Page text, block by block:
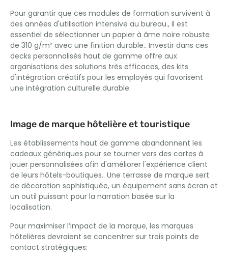
Pour garantir que ces modules de formation survivent à
des années d'utilisation intensive au bureau., il est
essentiel de sélectionner un papier à âme noire robuste
de 310 g/m² avec une finition durable.. Investir dans ces
decks personnalisés haut de gamme offre aux
organisations des solutions très efficaces, des kits
d'intégration créatifs pour les employés qui favorisent
une intégration culturelle durable.
Image de marque hôtelière et touristique
Les établissements haut de gamme abandonnent les
cadeaux génériques pour se tourner vers des cartes à
jouer personnalisées afin d'améliorer l'expérience client
de leurs hôtels-boutiques.. Une terrasse de marque sert
de décoration sophistiquée, un équipement sans écran et
un outil puissant pour la narration basée sur la
localisation.
Pour maximiser l’impact de la marque, les marques
hôtelières devraient se concentrer sur trois points de
contact stratégiques: